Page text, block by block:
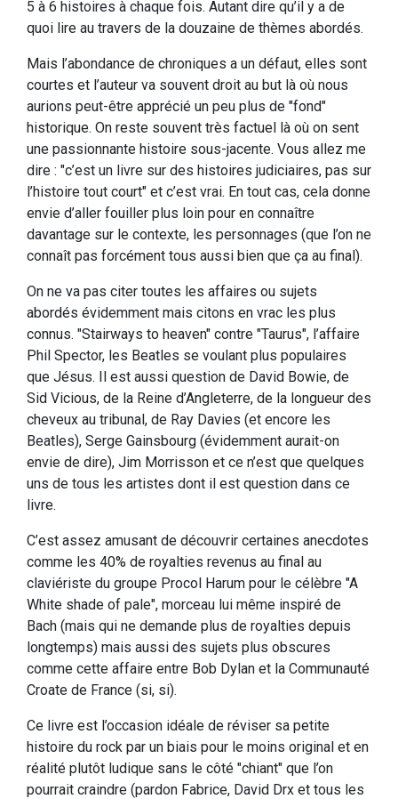
5 à 6 histoires à chaque fois. Autant dire qu’il y a de
quoi lire au travers de la douzaine de thèmes abordés.
Mais l’abondance de chroniques a un défaut, elles sont
courtes et l’auteur va souvent droit au but là où nous
aurions peut-être apprécié un peu plus de "fond"
historique. On reste souvent très factuel là où on sent
une passionnante histoire sous-jacente. Vous allez me
dire : "c’est un livre sur des histoires judiciaires, pas sur
l’histoire tout court" et c’est vrai. En tout cas, cela donne
envie d’aller fouiller plus loin pour en connaître
davantage sur le contexte, les personnages (que l’on ne
connaît pas forcément tous aussi bien que ça au final).
On ne va pas citer toutes les affaires ou sujets
abordés évidemment mais citons en vrac les plus
connus. "Stairways to heaven" contre "Taurus", l’affaire
Phil Spector, les Beatles se voulant plus populaires
que Jésus. Il est aussi question de David Bowie, de
Sid Vicious, de la Reine d’Angleterre, de la longueur des
cheveux au tribunal, de Ray Davies (et encore les
Beatles), Serge Gainsbourg (évidemment aurait-on
envie de dire), Jim Morrisson et ce n’est que quelques
uns de tous les artistes dont il est question dans ce
livre.
C’est assez amusant de découvrir certaines anecdotes
comme les 40% de royalties revenus au final au
claviériste du groupe Procol Harum pour le célèbre "A
White shade of pale", morceau lui même inspiré de
Bach (mais qui ne demande plus de royalties depuis
longtemps) mais aussi des sujets plus obscures
comme cette affaire entre Bob Dylan et la Communauté
Croate de France (si, si).
Ce livre est l’occasion idéale de réviser sa petite
histoire du rock par un biais pour le moins original et en
réalité plutôt ludique sans le côté "chiant" que l’on
pourrait craindre (pardon Fabrice, David Drx et tous les